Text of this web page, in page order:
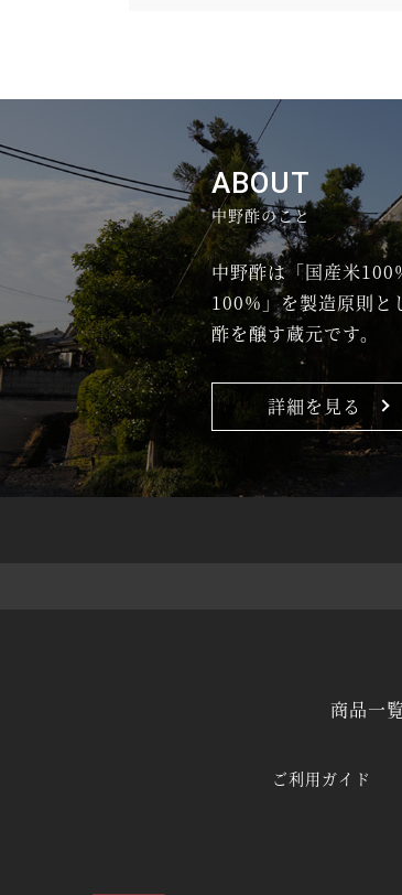
ABOUT
中野酢のこと
中野酢は「国産米
100%」を製造原則と
酢を醸す蔵元です。
詳細を見る
商品一覧
ご利用ガイド